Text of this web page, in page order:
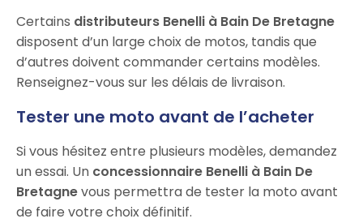
Certains distributeurs Benelli à Bain De Bretagne
disposent d’un large choix de motos, tandis que
d’autres doivent commander certains modèles.
Renseignez-vous sur les délais de livraison.
Tester une moto avant de l’acheter
Si vous hésitez entre plusieurs modèles, demandez
un essai. Un concessionnaire Benelli à Bain De
Bretagnevous permettra de tester la moto avant
de faire votre choix définitif.